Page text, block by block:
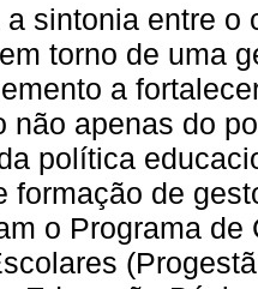
a sintonia entre o
torno de uma
a
não apenas do
política
formação de
o Programa